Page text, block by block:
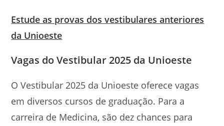
Estude as provas dos vestibulares anteriores
da Unioeste
Vagas do Vestibular 2025 da Unioeste
O Vestibular 2025 da Unioeste oferece vagas
em diversos cursos de graduação. Para a
carreira de Medicina, são dez chances para